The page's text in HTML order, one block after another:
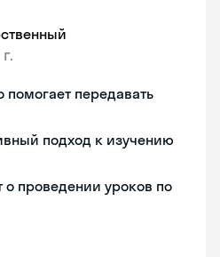
помогает передавать
подход к изучению
о проведении уроков по